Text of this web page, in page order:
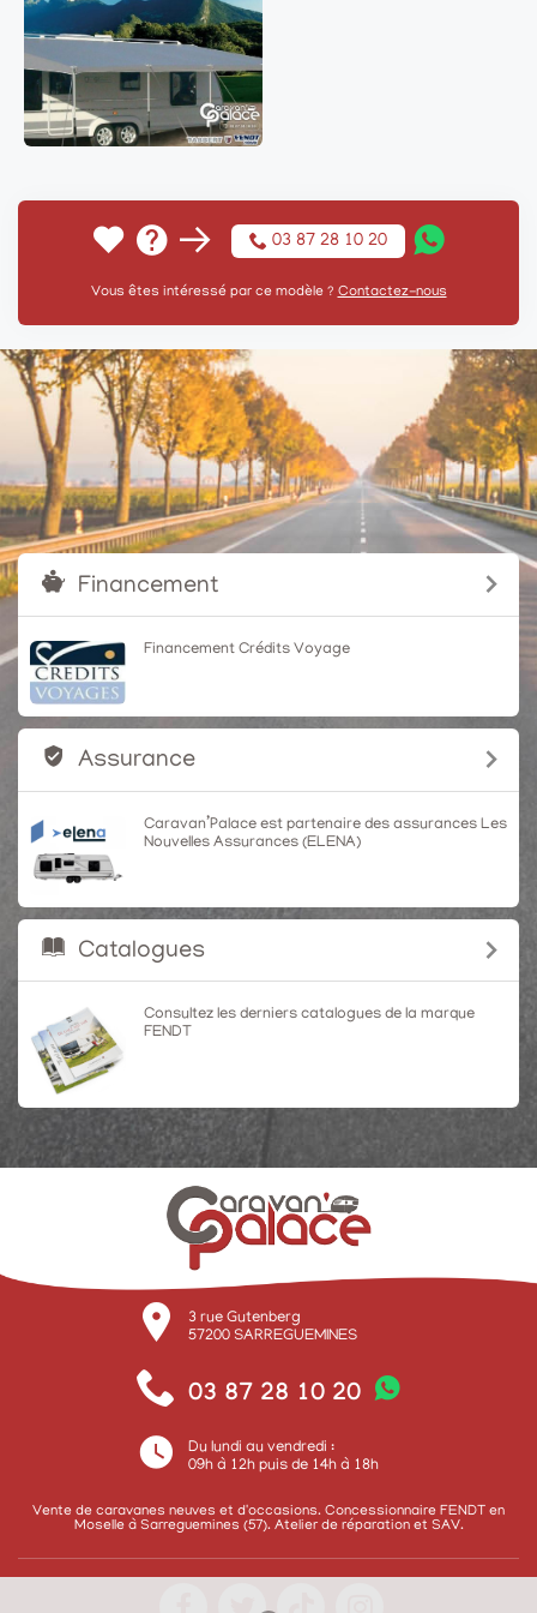
03 87 28 10 20
Vous êtes intéressé par ce modèle ? Contactez-nous
Financement
Financement Crédits Voyage
Assurance
Caravan’Palace est partenaire des assurances Les
Nouvelles Assurances (ELENA)
Catalogues
Consultez les derniers catalogues de la marque
FENDT
3 rue Gutenberg
57200 SARREGUEMINES
03 87 28 10 20
Du lundi au vendredi :
09h à 12h puis de 14h à 18h
Vente de caravanes neuves et d'occasions. Concessionnaire FENDT en
Moselle à Sarreguemines (57). Atelier de réparation et SAV.